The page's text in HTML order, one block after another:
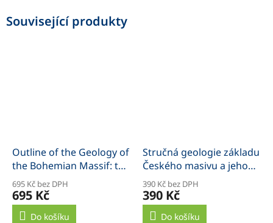
Související produkty
Outline of the Geology of
the Bohemian Massif: the
Basement Rocks and
their Carboniferous and
Permian Cover
695 Kč bez DPH
695 Kč
Do košíku
Stručná geologie základu
Českého masivu a jeho
karbonského a
permského pokryvu
390 Kč bez DPH
390 Kč
Do košíku